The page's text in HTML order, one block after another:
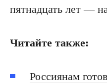
пятнадцать лет —
Читайте также:
Россиянам